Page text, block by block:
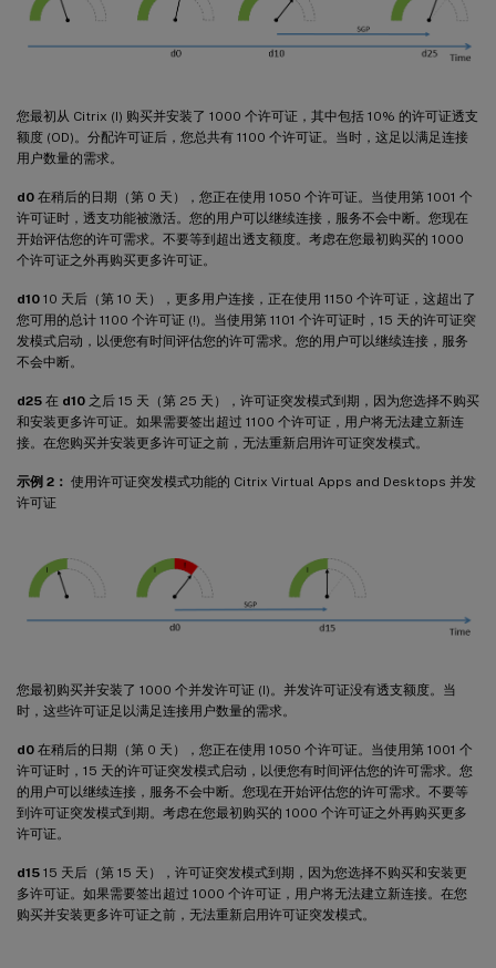
您最初从 Citrix (I) 购买并安装了 1000 个许可证，其中包括 10% 的许可证透支
额度 (OD)。分配许可证后，您总共有 1100 个许可证。当时，这足以满足连接
用户数量的需求。
d0 在稍后的日期（第 0 天），您正在使用 1050 个许可证。当使用第 1001 个
许可证时，透支功能被激活。您的用户可以继续连接，服务不会中断。您现在
开始评估您的许可需求。不要等到超出透支额度。考虑在您最初购买的 1000
个许可证之外再购买更多许可证。
d10 10 天后（第 10 天），更多用户连接，正在使用 1150 个许可证，这超出了
您可用的总计 1100 个许可证 (!)。当使用第 1101 个许可证时，15 天的许可证突
发模式启动，以便您有时间评估您的许可需求。您的用户可以继续连接，服务
不会中断。
d25 在 d10 之后 15 天（第 25 天），许可证突发模式到期，因为您选择不购买
和安装更多许可证。如果需要签出超过 1100 个许可证，用户将无法建立新连
接。在您购买并安装更多许可证之前，无法重新启用许可证突发模式。
示例 2： 使用许可证突发模式功能的 Citrix Virtual Apps and Desktops 并发
许可证
您最初购买并安装了 1000 个并发许可证 (I)。并发许可证没有透支额度。当
时，这些许可证足以满足连接用户数量的需求。
d0 在稍后的日期（第 0 天），您正在使用 1050 个许可证。当使用第 1001 个
许可证时，15 天的许可证突发模式启动，以便您有时间评估您的许可需求。您
的用户可以继续连接，服务不会中断。您现在开始评估您的许可需求。不要等
到许可证突发模式到期。考虑在您最初购买的 1000 个许可证之外再购买更多
许可证。
d15 15 天后（第 15 天），许可证突发模式到期，因为您选择不购买和安装更
多许可证。如果需要签出超过 1000 个许可证，用户将无法建立新连接。在您
购买并安装更多许可证之前，无法重新启用许可证突发模式。